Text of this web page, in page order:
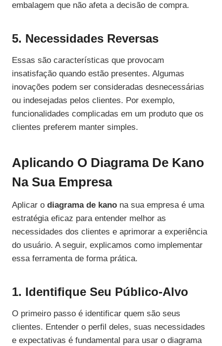
embalagem que não afeta a decisão de compra.
5. Necessidades Reversas
Essas são características que provocam
insatisfação quando estão presentes. Algumas
inovações podem ser consideradas desnecessárias
ou indesejadas pelos clientes. Por exemplo,
funcionalidades complicadas em um produto que os
clientes preferem manter simples.
Aplicando O Diagrama De Kano
Na Sua Empresa
Aplicar o diagrama de kano na sua empresa é uma
estratégia eficaz para entender melhor as
necessidades dos clientes e aprimorar a experiência
do usuário. A seguir, explicamos como implementar
essa ferramenta de forma prática.
1. Identifique Seu Público-Alvo
O primeiro passo é identificar quem são seus
clientes. Entender o perfil deles, suas necessidades
e expectativas é fundamental para usar o diagrama